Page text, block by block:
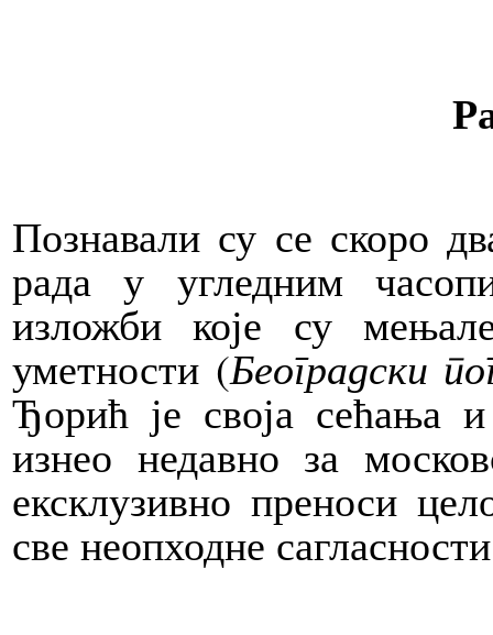
Познавали су се скоро
рада у угледним
изложби које су
уметности (Београдски
Ђорић је своја сећања
изнео недавно за
ексклузивно преноси
све неопходне